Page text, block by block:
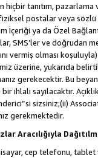
hiçbir tanıtım,
postalar veya sözlü
İçeriği ya da Özel
SMS’ler ve doğrudan
vermiş olması
üzerine, yukarıda
gerekecektir. Bu
bir ihlali sayılacaktır.
sizsiniz;(ii)
gerekmektedir.
Aracılığıyla
cep telefonu,